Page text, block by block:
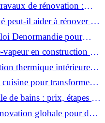
de rénovation :
?
peut-il aider à rénover et
Denormandie pour
?
en construction et
à éviter?
thermique intérieure
en énergie ?pour transformer
de bains : prix, étapes et
globale pour des